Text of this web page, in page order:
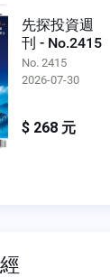
先探投資週
刊 - No.2415
No. 2415
2026-07-30
$ 268 元